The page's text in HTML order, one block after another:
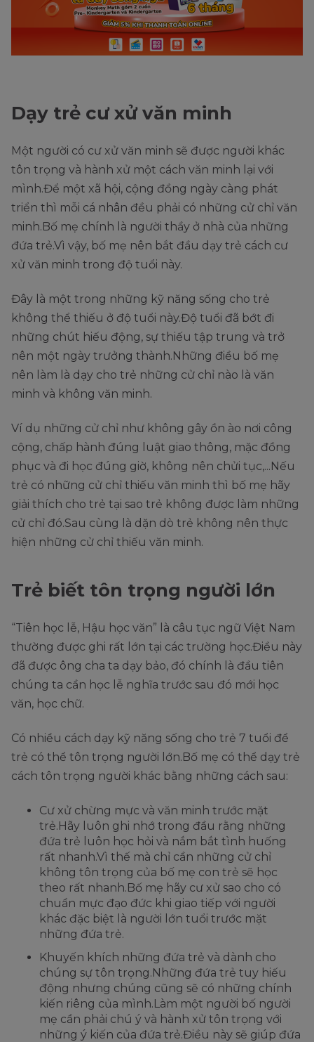
Dạy trẻ cư xử văn minh
Một người có cư xử văn minh sẽ được người khác
tôn trọng và hành xử một cách văn minh lại với
mình.Để một xã hội, cộng đồng ngày càng phát
triển thì mỗi cá nhân đều phải có những cử chỉ văn
minh.Bố mẹ chính là người thầy ở nhà của những
đứa trẻ.Vì vậy, bố mẹ nên bắt đầu dạy trẻ cách cư
xử văn minh trong độ tuổi này.
Đây là một trong những kỹ năng sống cho trẻ
không thể thiếu ở độ tuổi này.Độ tuổi đã bớt đi
những chút hiếu động, sự thiếu tập trung và trở
nên một ngày trưởng thành.Những điều bố mẹ
nên làm là dạy cho trẻ những cử chỉ nào là văn
minh và không văn minh.
Ví dụ những cử chỉ như không gây ồn ào nơi công
cộng, chấp hành đúng luật giao thông, mặc đồng
phục và đi học đúng giờ, không nên chửi tục,...Nếu
trẻ có những cử chỉ thiếu văn minh thì bố mẹ hãy
giải thích cho trẻ tại sao trẻ không được làm những
cử chỉ đó.Sau cùng là dặn dò trẻ không nên thực
hiện những cử chỉ thiếu văn minh.
Trẻ biết tôn trọng người lớn
“Tiên học lễ, Hậu học văn” là câu tục ngữ Việt Nam
thường được ghi rất lớn tại các trường học.Điều này
đã được ông cha ta dạy bảo, đó chính là đầu tiên
chúng ta cần học lễ nghĩa trước sau đó mới học
văn, học chữ.
Có nhiều cách dạy kỹ năng sống cho trẻ 7 tuổi để
trẻ có thể tôn trọng người lớn.Bố mẹ có thể dạy trẻ
cách tôn trọng người khác bằng những cách sau:
Cư xử chừng mực và văn minh trước mặt
trẻ.Hãy luôn ghi nhớ trong đầu rằng những
đứa trẻ luôn học hỏi và nắm bắt tình huống
rất nhanh.Vì thế mà chỉ cần những cử chỉ
không tôn trọng của bố mẹ con trẻ sẽ học
theo rất nhanh.Bố mẹ hãy cư xử sao cho có
chuẩn mực đạo đức khi giao tiếp với người
khác đặc biệt là người lớn tuổi trước mặt
những đứa trẻ.
Khuyến khích những đứa trẻ và dành cho
chúng sự tôn trọng.Những đứa trẻ tuy hiếu
động nhưng chúng cũng sẽ có những chính
kiến riêng của mình.Làm một người bố người
mẹ cần phải chú ý và hành xử tôn trọng với
những ý kiến của đứa trẻ.Điều này sẽ giúp đứa